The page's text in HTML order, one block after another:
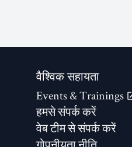
वैश्विक सहायता
Events & Trainings
हमसे संपर्क करें
वेब टीम से संपर्क करें